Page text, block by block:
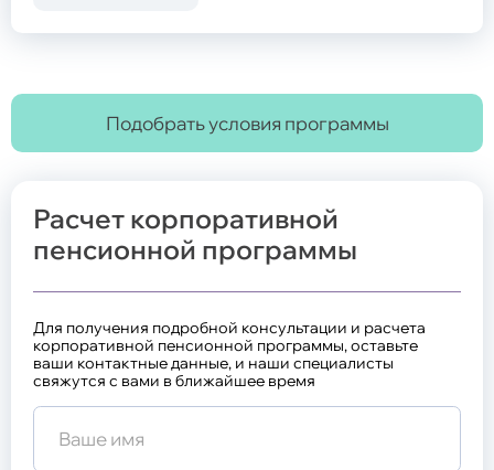
Подобрать условия программы
Расчет корпоративной
пенсионной программы
Для получения подробной консультации и расчета
корпоративной пенсионной программы, оставьте
ваши контактные данные, и наши специалисты
свяжутся с вами в ближайшее время
Ваше имя